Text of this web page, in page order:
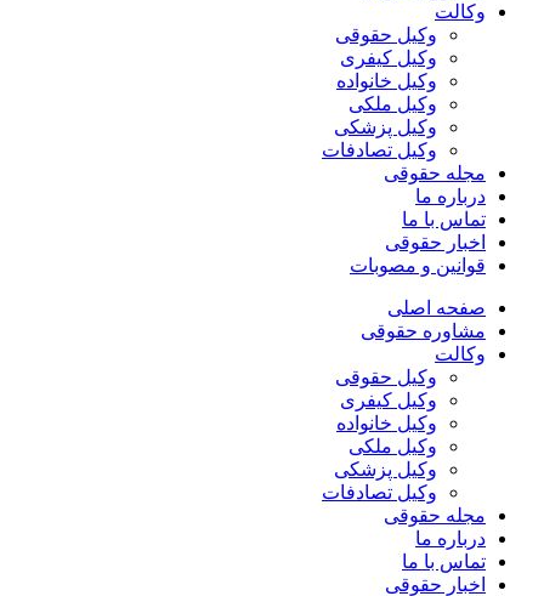
وکالت
وکیل حقوقی
وکیل کیفری
وکیل خانواده
وکیل ملکی
وکیل پزشکی
وکیل تصادفات
مجله حقوقی
درباره ما
تماس با ما
اخبار حقوقی
قوانین و مصوبات
صفحه اصلی
مشاوره حقوقی
وکالت
وکیل حقوقی
وکیل کیفری
وکیل خانواده
وکیل ملکی
وکیل پزشکی
وکیل تصادفات
مجله حقوقی
درباره ما
تماس با ما
اخبار حقوقی